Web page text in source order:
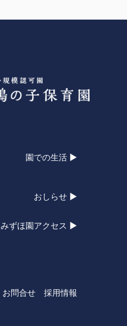
園での生活 ▶
おしらせ ▶
みずほ園アクセス ▶
お問合せ 採用情報